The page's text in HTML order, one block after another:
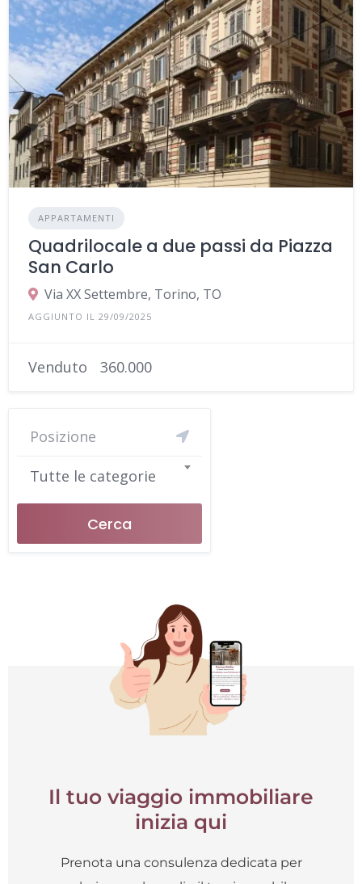
APPARTAMENTI
Quadrilocale a due passi da Piazza
San Carlo
Via XX Settembre, Torino, TO
AGGIUNTO IL 29/09/2025
Venduto 360.000
Tutte le categorie
Cerca
Il tuo viaggio immobiliare
inizia qui
Prenota una consulenza dedicata per